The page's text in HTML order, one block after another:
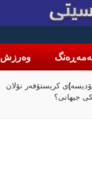
وەرزش
کریستۆفەر نۆلان
جیهانی؟